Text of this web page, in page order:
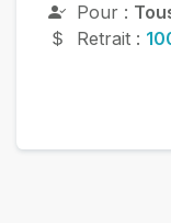
Pour :
Retrait :